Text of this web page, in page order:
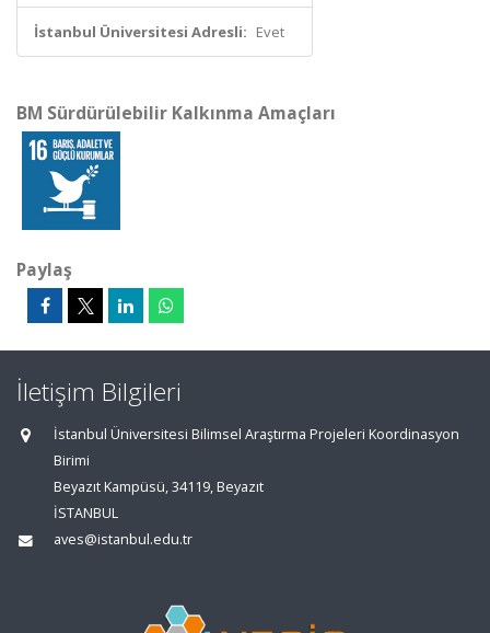
İstanbul Üniversitesi Adresli: Evet
BM Sürdürülebilir Kalkınma Amaçları
Paylaş
İletişim Bilgileri
İstanbul Üniversitesi Bilimsel Araştırma Projeleri Koordinasyon
Birimi
Beyazıt Kampüsü, 34119, Beyazıt
İSTANBUL
aves@istanbul.edu.tr